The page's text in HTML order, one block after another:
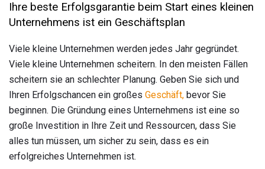
Ihre beste Erfolgsgarantie beim Start eines kleinen
Unternehmens ist ein Geschäftsplan
Viele kleine Unternehmen werden jedes Jahr gegründet.
Viele kleine Unternehmen scheitern. In den meisten Fällen
scheitern sie an schlechter Planung. Geben Sie sich und
Ihren Erfolgschancen ein großes Geschäft, bevor Sie
beginnen. Die Gründung eines Unternehmens ist eine so
große Investition in Ihre Zeit und Ressourcen, dass Sie
alles tun müssen, um sicher zu sein, dass es ein
erfolgreiches Unternehmen ist.